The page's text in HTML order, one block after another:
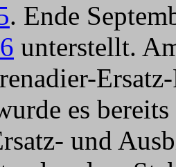
. Ende
unterstellt.
es
und